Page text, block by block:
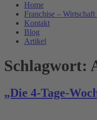
Home
Franchise – Wirtschaft
Kontakt
Blog
Artikel
Schlagwort:
„Die 4-Tage-